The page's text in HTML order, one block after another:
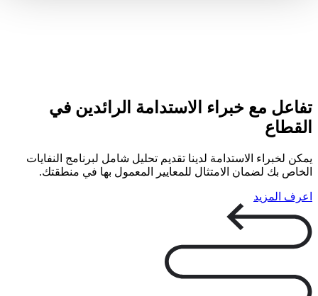
تفاعل مع خبراء الاستدامة الرائدين في
القطاع
يمكن لخبراء الاستدامة لدينا تقديم تحليل شامل لبرنامج النفايات
الخاص بك لضمان الامتثال للمعايير المعمول بها في منطقتك.
اعرف المزيد